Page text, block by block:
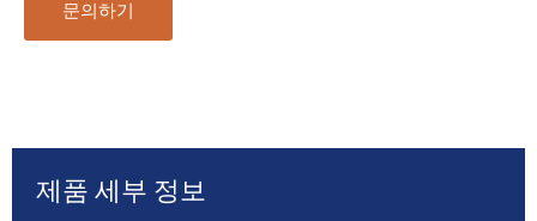
문의하기
제품 세부 정보